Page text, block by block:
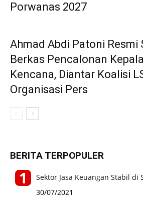
Porwanas 2027
Ahmad Abdi Patoni Resmi
Berkas Pencalonan
Kencana, Diantar Koalisi
Organisasi Pers
BERITA TERPOPULER
Sektor Jasa Keuangan Stabil di
30/07/2021